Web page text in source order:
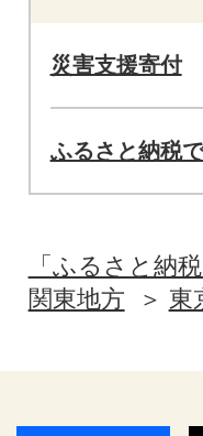
災害支援寄付
ふるさと納税
「ふるさと納
関東地方
東